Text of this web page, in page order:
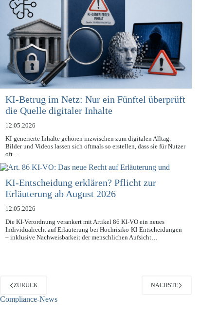
KI-Betrug im Netz: Nur ein Fünftel überprüft
die Quelle digitaler Inhalte
12.05.2026
KI-generierte Inhalte gehören inzwischen zum digitalen Alltag.
Bilder und Videos lassen sich oftmals so erstellen, dass sie für Nutzer
oft…
KI-Entscheidung erklären? Pflicht zur
Erläuterung ab August 2026
12.05.2026
Die KI-Verordnung verankert mit Artikel 86 KI-VO ein neues
Individualrecht auf Erläuterung bei Hochrisiko-KI-Entscheidungen
ZURÜCK